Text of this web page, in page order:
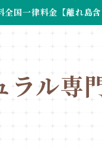
全国一律料金【離れ島
ラル